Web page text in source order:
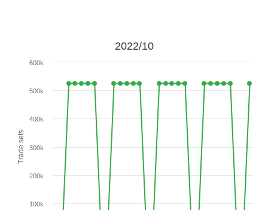
Trade sets
2022/10
100k
200k
300k
400k
500k
600k